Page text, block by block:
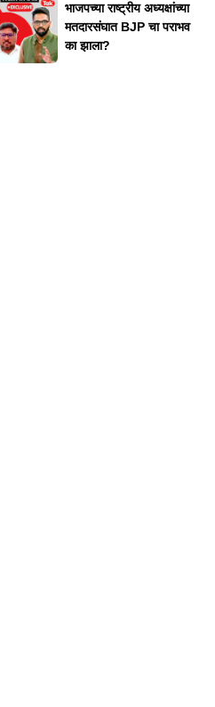
भाजपच्या राष्ट्रीय अध्यक्षांच्या
मतदारसंघात BJP चा पराभव
का झाला?